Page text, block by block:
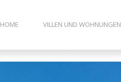
HOME VILLEN UND WOHNUNGEN